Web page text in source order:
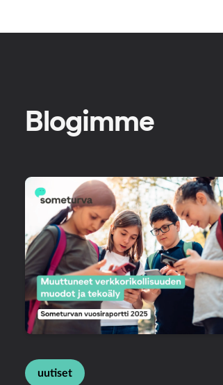
Blogimme
uutiset